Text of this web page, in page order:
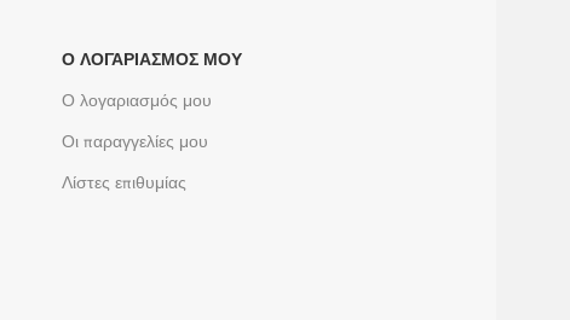
Ο ΛΟΓΑΡΙΑΣΜΌΣ ΜΟΥ
Ο λογαριασμός μου
Οι παραγγελίες μου
Λίστες επιθυμίας